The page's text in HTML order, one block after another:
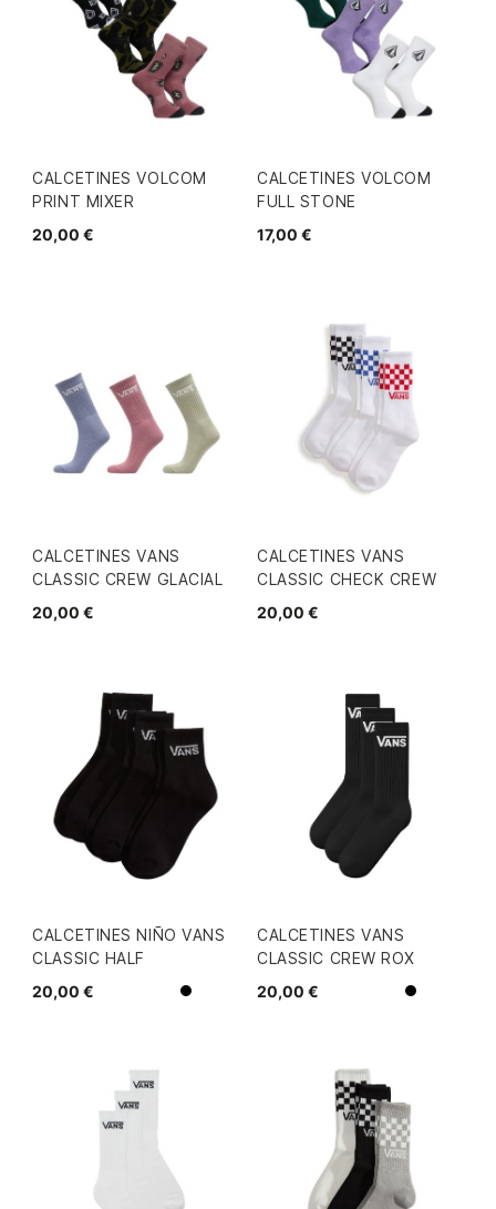
CALCETINES VOLCOM
PRINT MIXER
20,00 €
CALCETINES VOLCOM
FULL STONE
17,00 €
CALCETINES VANS
CLASSIC CREW GLACIAL
20,00 €
CALCETINES VANS
CLASSIC CHECK CREW
20,00 €
CALCETINES NIÑO VANS
CLASSIC HALF
20,00 €
NegroBlanco
CALCETINES VANS
CLASSIC CREW ROX
20,00 €
Negro